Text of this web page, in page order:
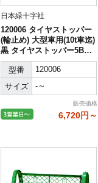
日本緑十字社
120006 タイヤストッパー
(輪止め) 大型車用(10t車迄)
黒 タイヤストッパー5BK 2
個組(トラ柄ロープ1.2m連
結) 樹脂製
型番
120006
サイズ
-～
販売価格
6,720円～